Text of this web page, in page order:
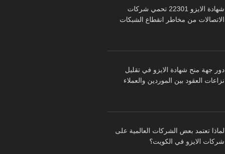
شهادة الايزو 22301 تحمي شركات
الاتصالات من مخاطر انقطاع الشبكات
دور جهة منح شهادة الايزو في تقليل
نزاعات العقود بين الموردين والعملاء
لماذا تعتمد بعض الشركات العالمية على
شركات الايزو في الكويت؟